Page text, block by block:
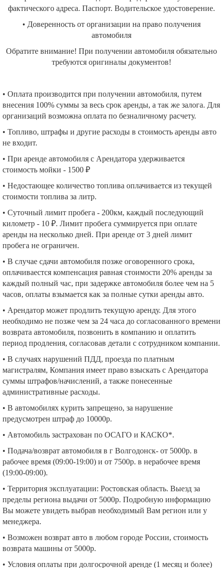
фактического адреса. Паспорт. Водительское удостоверение.
• Доверенность от организации на право получения
автомобиля
Обратите внимание! При получении автомобиля обязательно
требуются оригиналы документов!
• Оплата производится при получении автомобиля, путем
внесения 100% суммы за весь срок аренды, а так же залога. Для
организаций возможна оплата по безналичному расчету.
• Топливо, штрафы и другие расходы в стоимость аренды авто
не входит.
• При аренде автомобиля с Арендатора удерживается
стоимость мойки - 1500 ₽
• Недостающее количество топлива оплачивается из текущей
стоимости топлива за литр.
• Суточный лимит пробега - 200км, каждый последующий
километр - 10 ₽. Лимит пробега суммируется при оплате
аренды на несколько дней. При аренде от 3 дней лимит
пробега не ограничен.
• В случае сдачи автомобиля позже оговоренного срока,
оплачиваестся компенсация равная стоимости 20% аренды за
каждый полный час, при задержке автомобиля более чем на 5
часов, оплаты взымается как за полные сутки аренды авто.
• Арендатор может продлить текущую аренду. Для этого
необходимо не позже чем за 24 часа до согласованного времени
возврата автомобиля, позвонить в компанию и оплатить
период продления, согласовав детали с сотрудником компании.
• В случаях нарушений ПДД, проезда по платным
магистралям, Компания имеет право взыскать с Арендатора
суммы штрафов/начислений, а также понесенные
административные расходы.
• В автомобилях курить запрещено, за нарушение
предусмотрен штраф до 10000р.
• Автомобиль застрахован по ОСАГО и КАСКО*.
• Подача/возврат автомобиля в г Волгодонск- от 5000р. в
рабочее время (09:00-19:00) и от 7500р. в нерабочее время
(19:00-09:00).
• Территория эксплуатации: Ростовская область. Выезд за
пределы региона выдачи от 5000р. Подробную информацию
Вы можете увидеть выбрав необходимый Вам регион или у
менеджера.
• Возможен возврат авто в любом городе России, стоимость
возврата машины от 5000р.
• Условия оплаты при долгосрочной аренде (1 месяц и более)